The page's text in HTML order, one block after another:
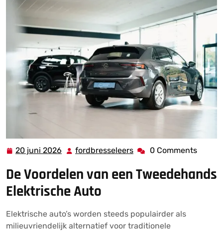
20 juni 2026 20
2026
fordbresseleers fordbresseleers
0 Comments
De Voordelen van een Tweedehands
Elektrische Auto
Elektrische auto’s worden steeds populairder als
milieuvriendelijk alternatief voor traditionele